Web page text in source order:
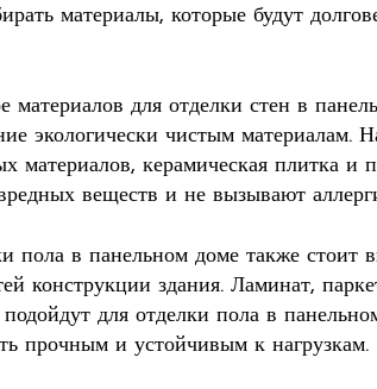
материалы, которые будут
материалов для отделки стен в
экологически чистым материалам.
материалов, керамическая плитка и
веществ и не вызывают
пола в панельном доме также стоит
конструкции здания. Ламинат,
для отделки пола в
прочным и устойчивым к нагрузкам.